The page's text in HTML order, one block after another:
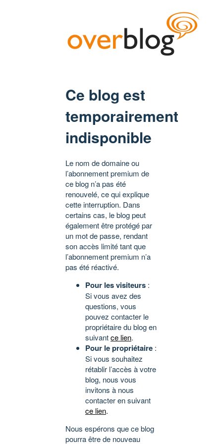
Ce blog est
temporairement
indisponible
Le nom de domaine ou
l’abonnement premium de
ce blog n’a pas été
renouvelé, ce qui explique
cette interruption. Dans
certains cas, le blog peut
également être protégé par
un mot de passe, rendant
son accès limité tant que
l’abonnement premium n’a
pas été réactivé.
Pour les visiteurs :
Si vous avez des
questions, vous
pouvez contacter le
propriétaire du blog en
suivantce lien.
Pour le propriétaire :
Si vous souhaitez
rétablir l’accès à votre
blog, nous vous
invitons à nous
contacter en suivant
ce lien.
Nous espérons que ce blog
pourra être de nouveau